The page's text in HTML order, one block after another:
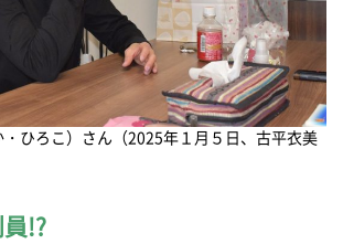
ひろこ）さん（2025年１月５日、古平衣美
!?